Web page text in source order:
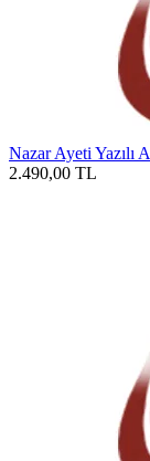
Nazar Ayeti Yazılı
2.490,00 TL